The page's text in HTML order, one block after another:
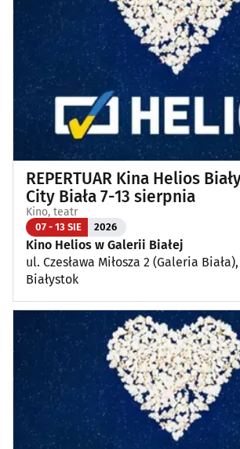
REPERTUAR Kina Helios
City Biała 7-13 sierpnia
Kino, teatr
07 - 13 SIE 2026
Kino Helios w Galerii Białej
ul. Czesława Miłosza 2 (Galeria
Białystok